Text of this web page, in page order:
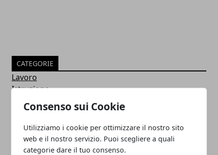
Consenso sui Cookie
Utilizziamo i cookie per ottimizzare il nostro sito
web e il nostro servizio. Puoi scegliere a quali
categorie dare il tuo consenso.
CATEGORIE
Lavoro
Istruzione
News
Notizie
Guide
Approfondimenti
Intrattenimento